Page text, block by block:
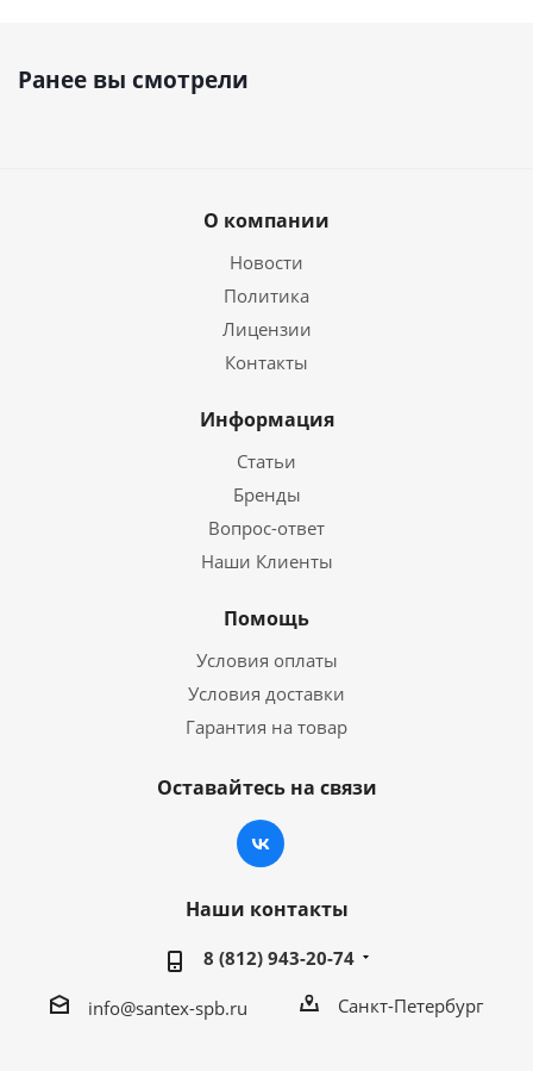
Ранее вы смотрели
О компании
Новости
Политика
Лицензии
Контакты
Информация
Статьи
Бренды
Вопрос-ответ
Наши Клиенты
Помощь
Условия оплаты
Условия доставки
Гарантия на товар
Оставайтесь на связи
Наши контакты
8 (812) 943-20-74
info@santex-spb.ru Санкт-Петербург